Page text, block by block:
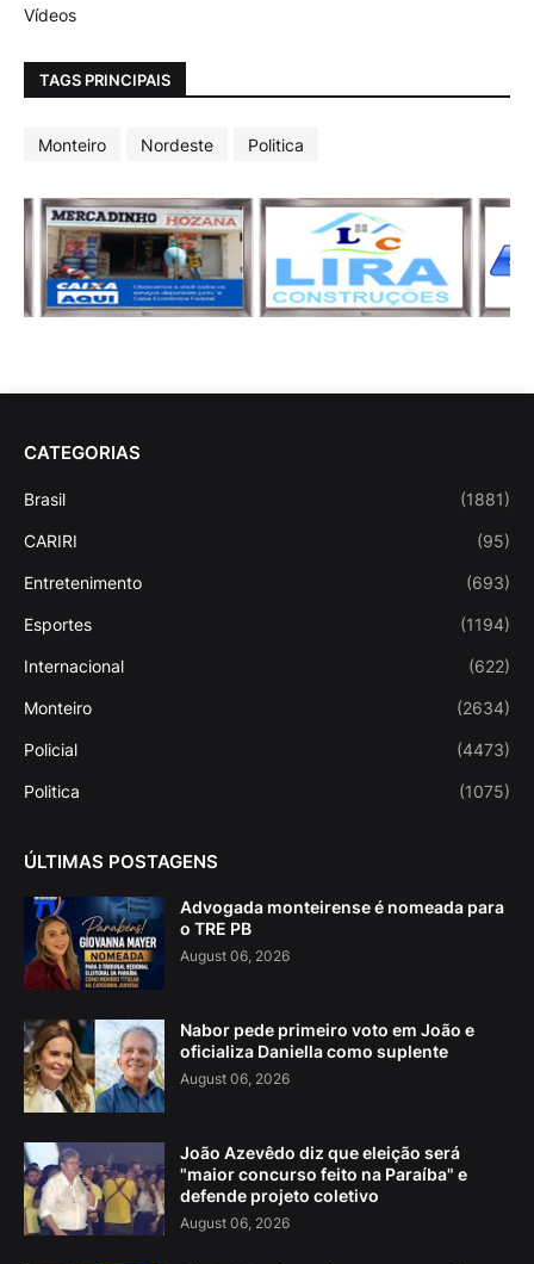
Vídeos
TAGS PRINCIPAIS
Monteiro Nordeste Politica
CATEGORIAS
Brasil (1881)
CARIRI (95)
Entretenimento (693)
Esportes (1194)
Internacional (622)
Monteiro (2634)
Policial (4473)
Politica (1075)
ÚLTIMAS POSTAGENS
Advogada monteirense é nomeada para
o TRE PB
August 06, 2026
Nabor pede primeiro voto em João e
oficializa Daniella como suplente
August 06, 2026
João Azevêdo diz que eleição será
"maior concurso feito na Paraíba" e
defende projeto coletivo
August 06, 2026